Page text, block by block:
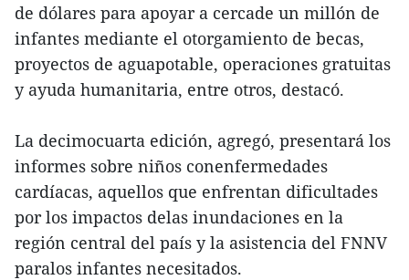
de dólares para apoyar a cercade un millón de
infantes mediante el otorgamiento de becas,
proyectos de aguapotable, operaciones gratuitas
y ayuda humanitaria, entre otros, destacó.
La decimocuarta edición, agregó, presentará los
informes sobre niños conenfermedades
cardíacas, aquellos que enfrentan dificultades
por los impactos delas inundaciones en la
región central del país y la asistencia del FNNV
paralos infantes necesitados.